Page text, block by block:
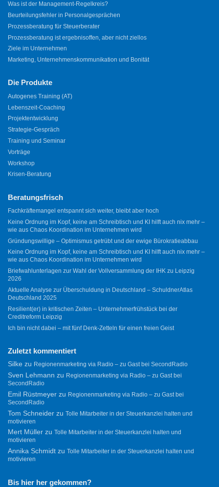
Was ist der Management-Regelkreis?
Beurteilungsfehler in Personalgesprächen
Prozessberatung für Steuerberater
Prozessberatung ist ergebnisoffen, aber nicht ziellos
Ziele im Unternehmen
Marketing, Unternehmenskommunikation und Bonität
Die Produkte
Autogenes Training (AT)
Lebenszeit-Coaching
Projektentwicklung
Strategie-Gespräch
Training und Seminar
Vorträge
Workshop
Krisen-Beratung
Beratungsfrisch
Fachkräftemangel entspannt sich weiter, bleibt aber hoch
Keine Ordnung im Kopf, keine am Schreibtisch und KI hilft auch nix mehr –
wie aus Chaos Koordination im Unternehmen wird
Gründungswillige – Optimismus getrübt und der ewige Bürokratieabbau
Keine Ordnung im Kopf, keine am Schreibtisch und KI hilft auch nix mehr –
wie aus Chaos Koordination im Unternehmen wird
Briefwahlunterlagen zur Wahl der Vollversammlung der IHK zu Leipzig
2026
Aktuelle Analyse zur Überschuldung in Deutschland – SchuldnerAtlas
Deutschland 2025
Resilient(er) in kritischen Zeiten – Unternehmerfrühstück bei der
Creditreform Leipzig
Ich bin nicht dabei – mit fünf Denk-Zetteln für einen freien Geist
Zuletzt kommentiert
Silkezu Regionenmarketing via Radio – zu Gast bei SecondRadio
Sven Lehmann zu Regionenmarketing via Radio – zu Gast bei
SecondRadio
Emil Rüstmeyerzu Regionenmarketing via Radio – zu Gast bei
SecondRadio
Tom Schneiderzu Tolle Mitarbeiter in der Steuerkanzlei halten und
motivieren
Mert Müllerzu Tolle Mitarbeiter in der Steuerkanzlei halten und
motivieren
Annika Schmidtzu Tolle Mitarbeiter in der Steuerkanzlei halten und
motivieren
Bis hier her gekommen?